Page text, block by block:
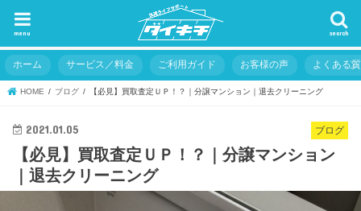
search
menu
ホーム サービス／料金 ご利用ガイド お客様の声 よくある
HOME ブログ 【必見】買取査定ＵＰ！？｜分譲マンション｜退去クリーニング
ブログ
2021.01.05
【必見】買取査定ＵＰ！？｜分譲マンション
｜退去クリーニング